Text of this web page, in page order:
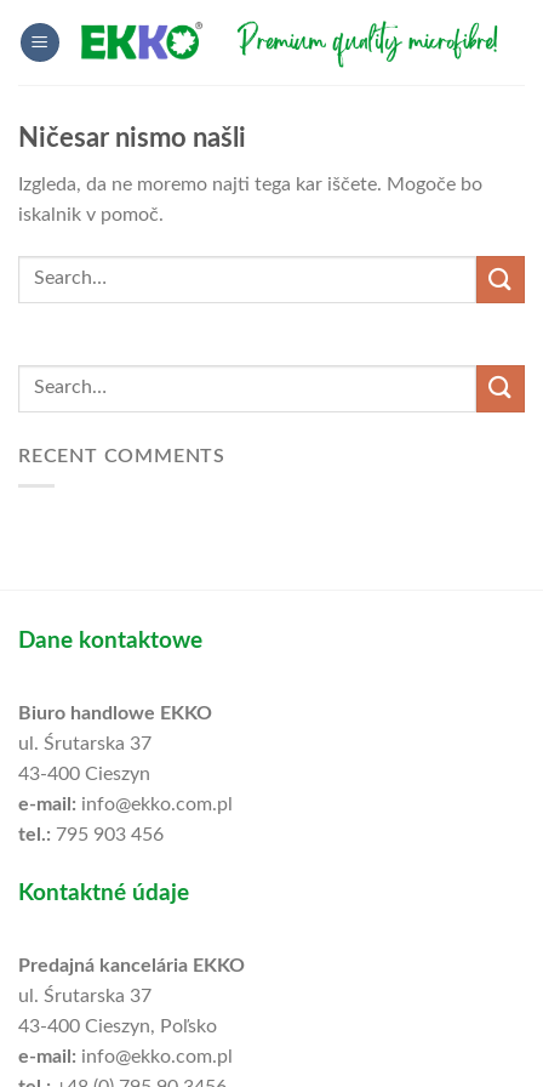
Ničesar nismo našli
Izgleda, da ne moremo najti tega kar iščete. Mogoče bo
iskalnik v pomoč.
RECENT COMMENTS
Dane kontaktowe
Biuro handlowe EKKO
ul. Śrutarska 37
43-400 Cieszyn
e-mail: info@ekko.com.pl
tel.: 795 903 456
Kontaktné údaje
Predajná kancelária EKKO
ul. Śrutarska 37
43-400 Cieszyn, Poľsko
e-mail: info@ekko.com.pl